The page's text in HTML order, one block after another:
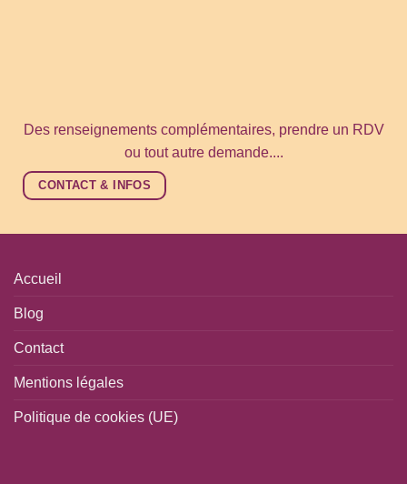
Des renseignements complémentaires, prendre un RDV
ou tout autre demande....
CONTACT & INFOS
Accueil
Blog
Contact
Mentions légales
Politique de cookies (UE)